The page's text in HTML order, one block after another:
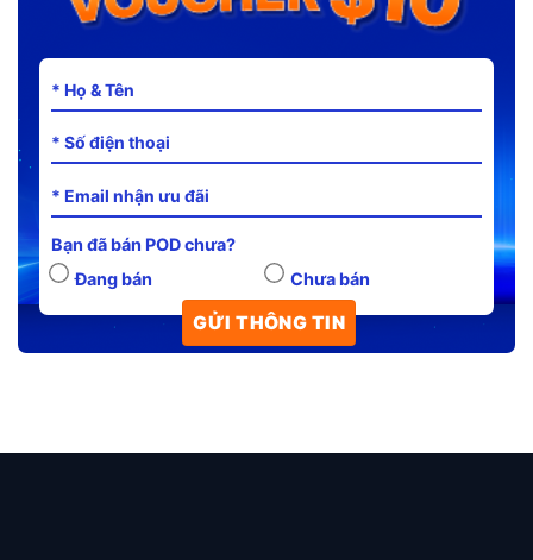
Bạn đã bán POD chưa?
Đang bán
Chưa bán